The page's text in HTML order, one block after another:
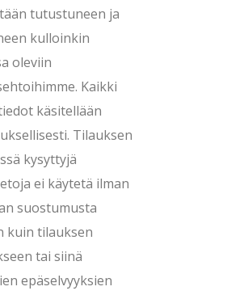
tutustuneen ja
kulloinkin
oleviin
Kaikki
käsitellään
Tilauksen
kysyttyjä
ei käytetä ilman
suostumusta
kuin tilauksen
tai siinä
epäselvyyksien